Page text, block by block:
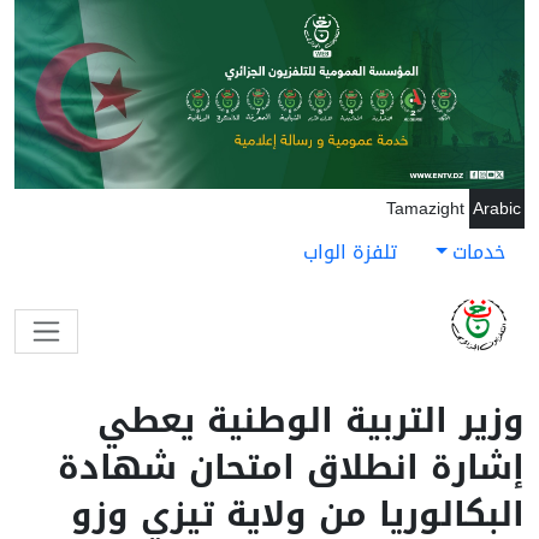
تجاوز إلى المحتوى الرئيسي
Arabic
Tamazight
خدمات تلفزة الواب
وزير التربية الوطنية يعطي
إشارة انطلاق امتحان شهادة
البكالوريا من ولاية تيزي وزو